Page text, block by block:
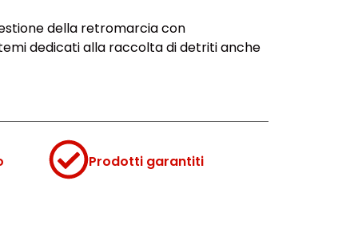
della retromarcia con
dedicati alla raccolta di detriti anche
Prodotti garantiti